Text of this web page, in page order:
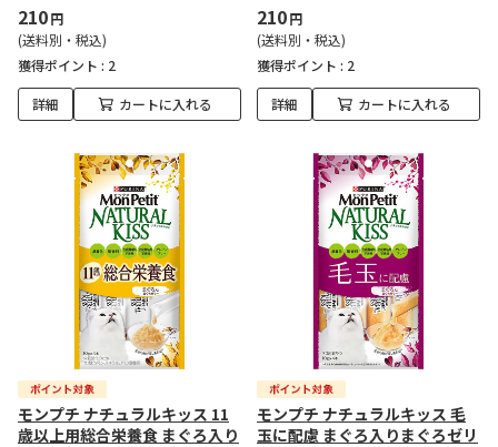
210円
(送料別・税込)
獲得ポイント : 2
詳細 カートに入れる
210円
(送料別・税込)
獲得ポイント : 2
詳細 カートに入れる
モンプチ ナチュラルキッス 11
歳以上用総合栄養食 まぐろ入り
モンプチ ナチュラルキッス 毛
玉に配慮 まぐろ入りまぐろゼリ